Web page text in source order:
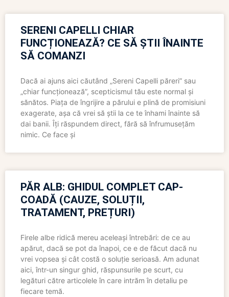
SERENI CAPELLI CHIAR
FUNCȚIONEAZĂ? CE SĂ ȘTII ÎNAINTE
SĂ COMANZI
Dacă ai ajuns aici căutând „Sereni Capelli păreri” sau
„chiar funcționează”, scepticismul tău este normal și
sănătos. Piața de îngrijire a părului e plină de promisiuni
exagerate, așa că vrei să știi la ce te înhami înainte să
dai banii. Îți răspundem direct, fără să înfrumusețăm
nimic. Ce face și
PĂR ALB: GHIDUL COMPLET CAP-
COADĂ (CAUZE, SOLUȚII,
TRATAMENT, PREȚURI)
Firele albe ridică mereu aceleași întrebări: de ce au
apărut, dacă se pot da înapoi, ce e de făcut dacă nu
vrei vopsea și cât costă o soluție serioasă. Am adunat
aici, într-un singur ghid, răspunsurile pe scurt, cu
legături către articolele în care intrăm în detaliu pe
fiecare temă.